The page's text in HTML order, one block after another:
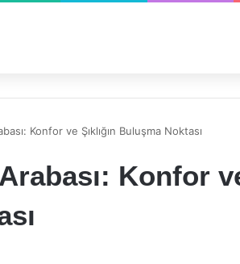
Konfor ve Şıklığın Buluşma Noktası
Konfor